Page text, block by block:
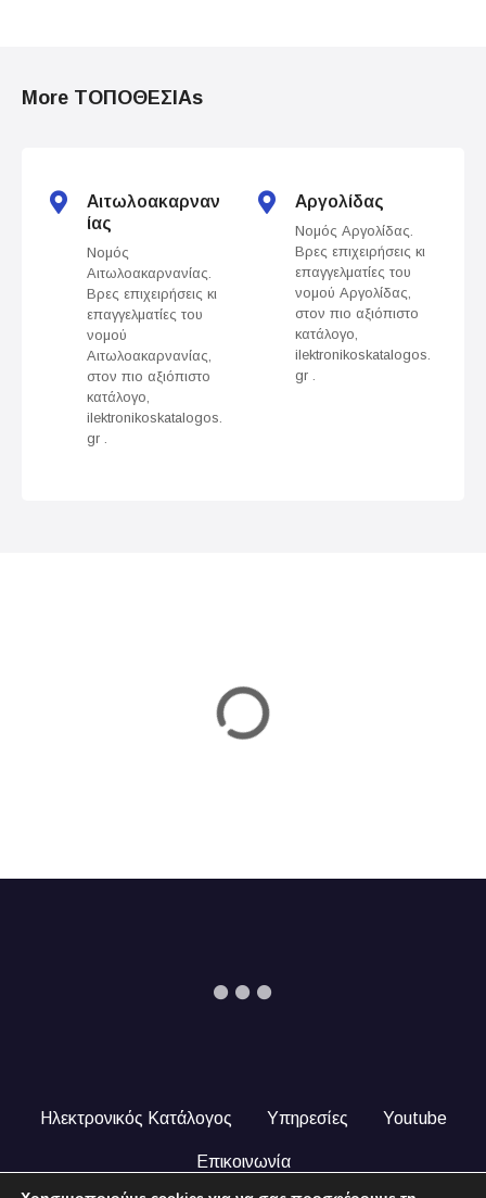
tMore ΤΟΠΟΘΕΣΙΑs
Αιτωλοακαρναν
ίας
Νομός
Αιτωλοακαρνανίας.
Βρες επιχειρήσεις κι
επαγγελματίες του
νομού
Αιτωλοακαρνανίας,
στον πιο αξιόπιστο
κατάλογο,
ilektronikoskatalogos.
gr .
Αργολίδας
Νομός Αργολίδας.
Βρες επιχειρήσεις κι
επαγγελματίες του
νομού Αργολίδας,
στον πιο αξιόπιστο
κατάλογο,
ilektronikoskatalogos.
gr .
Ηλεκτρονικός Κατάλογος Υπηρεσίες Youtube
Επικοινωνία